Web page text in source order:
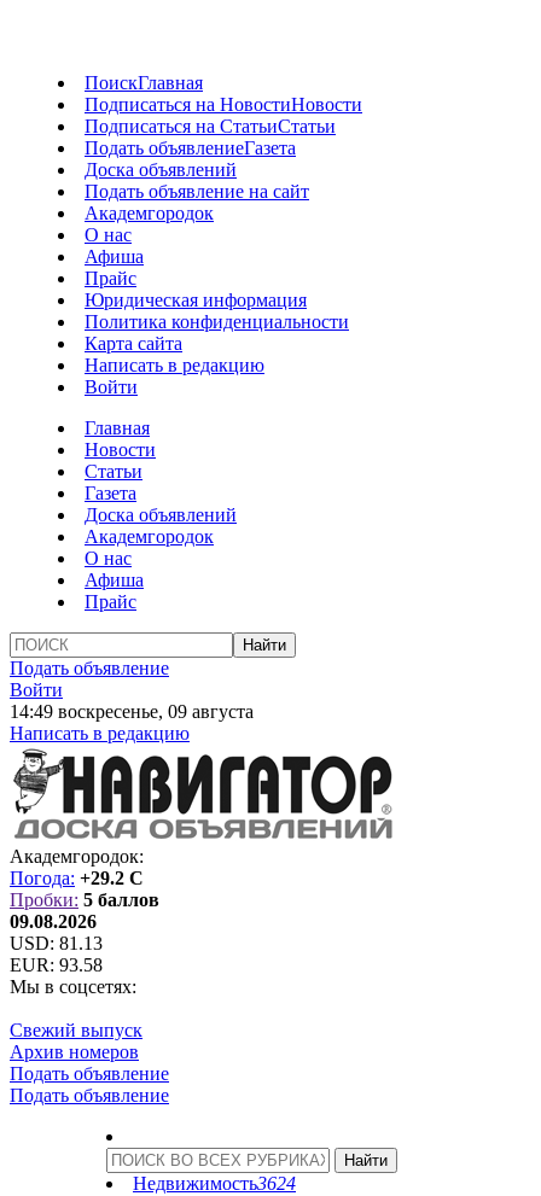
ПоискГлавная
Подписаться на НовостиНовости
Подписаться на СтатьиСтатьи
Подать объявлениеГазета
Доска объявлений
Подать объявление на сайт
Академгородок
О нас
Афиша
Прайс
Юридическая информация
Политика конфиденциальности
Карта сайта
Написать в редакцию
Войти
Главная
Новости
Статьи
Газета
Доска объявлений
Академгородок
О нас
Афиша
Прайс
Подать объявление
Войти
14:49 воскресенье, 09 августа
Написать в редакцию
Академгородок:
Погода: +29.2 C
Пробки: 5 баллов
09.08.2026
USD: 81.13
EUR: 93.58
Мы в соцсетях:
Свежий выпуск
Архив номеров
Подать объявление
Подать объявление
Недвижимость3624